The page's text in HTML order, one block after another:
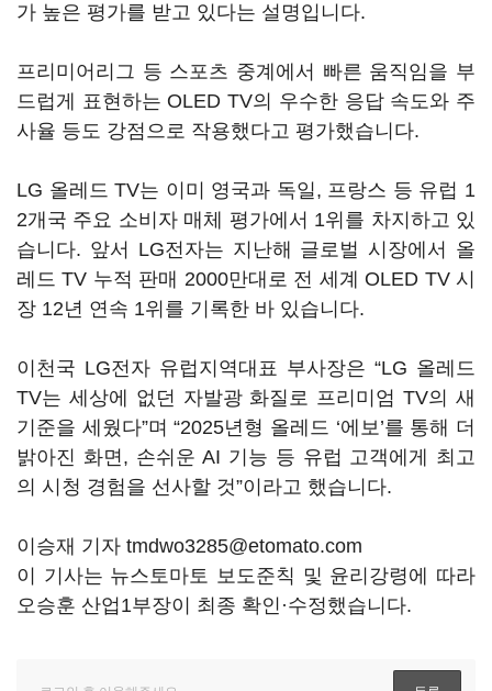
가 높은 평가를 받고 있다는 설명입니다.
프리미어리그 등 스포츠 중계에서 빠른 움직임을 부
드럽게 표현하는 OLED TV의 우수한 응답 속도와 주
사율 등도 강점으로 작용했다고 평가했습니다.
LG 올레드 TV는 이미 영국과 독일, 프랑스 등 유럽 1
2개국 주요 소비자 매체 평가에서 1위를 차지하고 있
습니다. 앞서 LG전자는 지난해 글로벌 시장에서 올
레드 TV 누적 판매 2000만대로 전 세계 OLED TV 시
장 12년 연속 1위를 기록한 바 있습니다.
이천국 LG전자 유럽지역대표 부사장은 “LG 올레드
TV는 세상에 없던 자발광 화질로 프리미엄 TV의 새
기준을 세웠다”며 “2025년형 올레드 ‘에보’를 통해 더
밝아진 화면, 손쉬운 AI 기능 등 유럽 고객에게 최고
의 시청 경험을 선사할 것”이라고 했습니다.
이승재 기자 tmdwo3285@etomato.com
이 기사는 뉴스토마토 보도준칙 및 윤리강령에 따라
오승훈 산업1부장이 최종 확인·수정했습니다.